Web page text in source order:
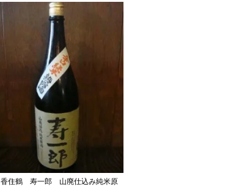
香住鶴 寿一郎 山廃仕込み純米原